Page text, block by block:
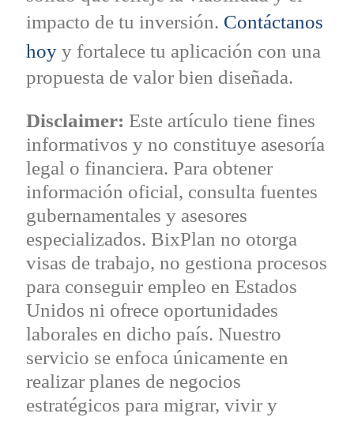
impacto de tu inversión. Contáctanos
hoy y fortalece tu aplicación con una
propuesta de valor bien diseñada.
Disclaimer: Este artículo tiene fines
informativos y no constituye asesoría
legal o financiera. Para obtener
información oficial, consulta fuentes
gubernamentales y asesores
especializados. BixPlan no otorga
visas de trabajo, no gestiona procesos
para conseguir empleo en Estados
Unidos ni ofrece oportunidades
laborales en dicho país. Nuestro
servicio se enfoca únicamente en
realizar planes de negocios
estratégicos para migrar, vivir y